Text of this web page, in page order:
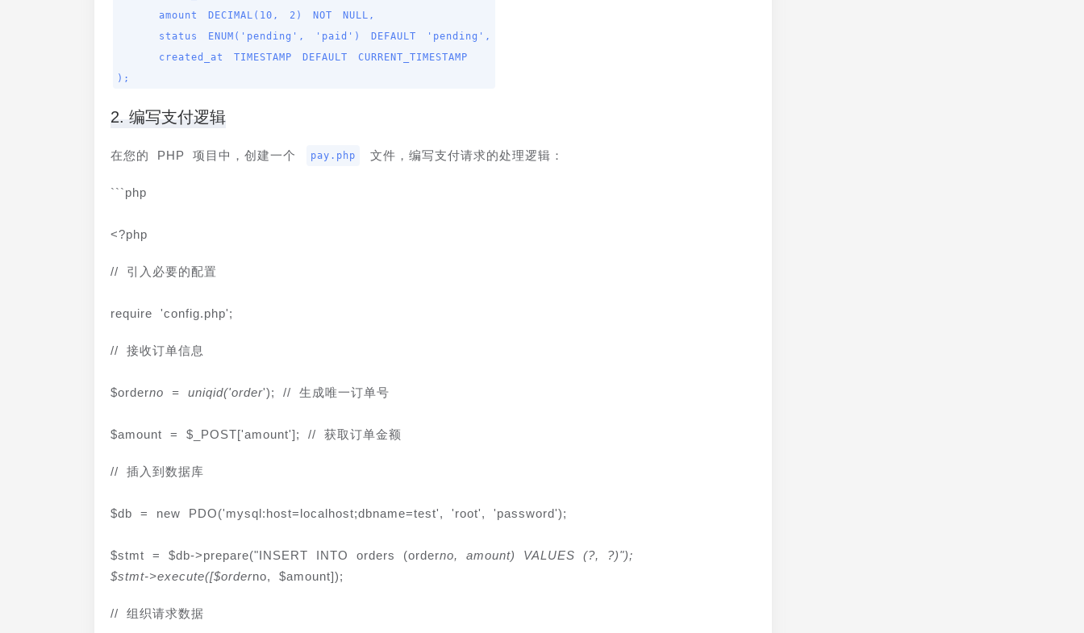
);
2. 编写支付逻辑
在您的 PHP 项目中，创建一个 pay.php 文件，编写支付请求的处理逻辑：
```php
<?php
// 引入必要的配置
require 'config.php';
// 接收订单信息
$orderno = uniqid('order'); // 生成唯一订单号
$amount = $_POST['amount']; // 获取订单金额
// 插入到数据库
$db = new PDO('mysql:host=localhost;dbname=test', 'root', 'password');
$stmt = $db->prepare("INSERT INTO orders (orderno, amount) VALUES (?, ?)");
$stmt->execute([$orderno, $amount]);
// 组织请求数据